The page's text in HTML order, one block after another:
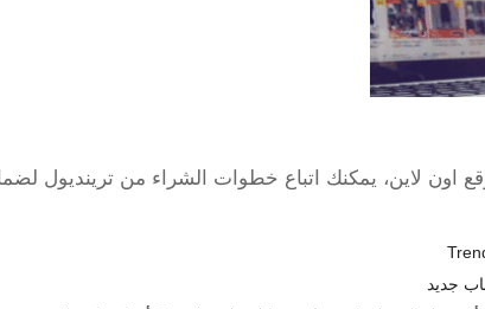
اون لاين، يمكنك اتباع خطوات الشراء من ترينديول